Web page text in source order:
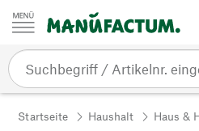
Zum Inhalt springen
Startseite Haushalt
Haus &